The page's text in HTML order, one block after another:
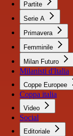
Partite
Serie A
Primavera
Femminile
Milan Futuro
Milanisti d'Italia
Coppe Europee
Coppa italia
Video
Social
Editoriale